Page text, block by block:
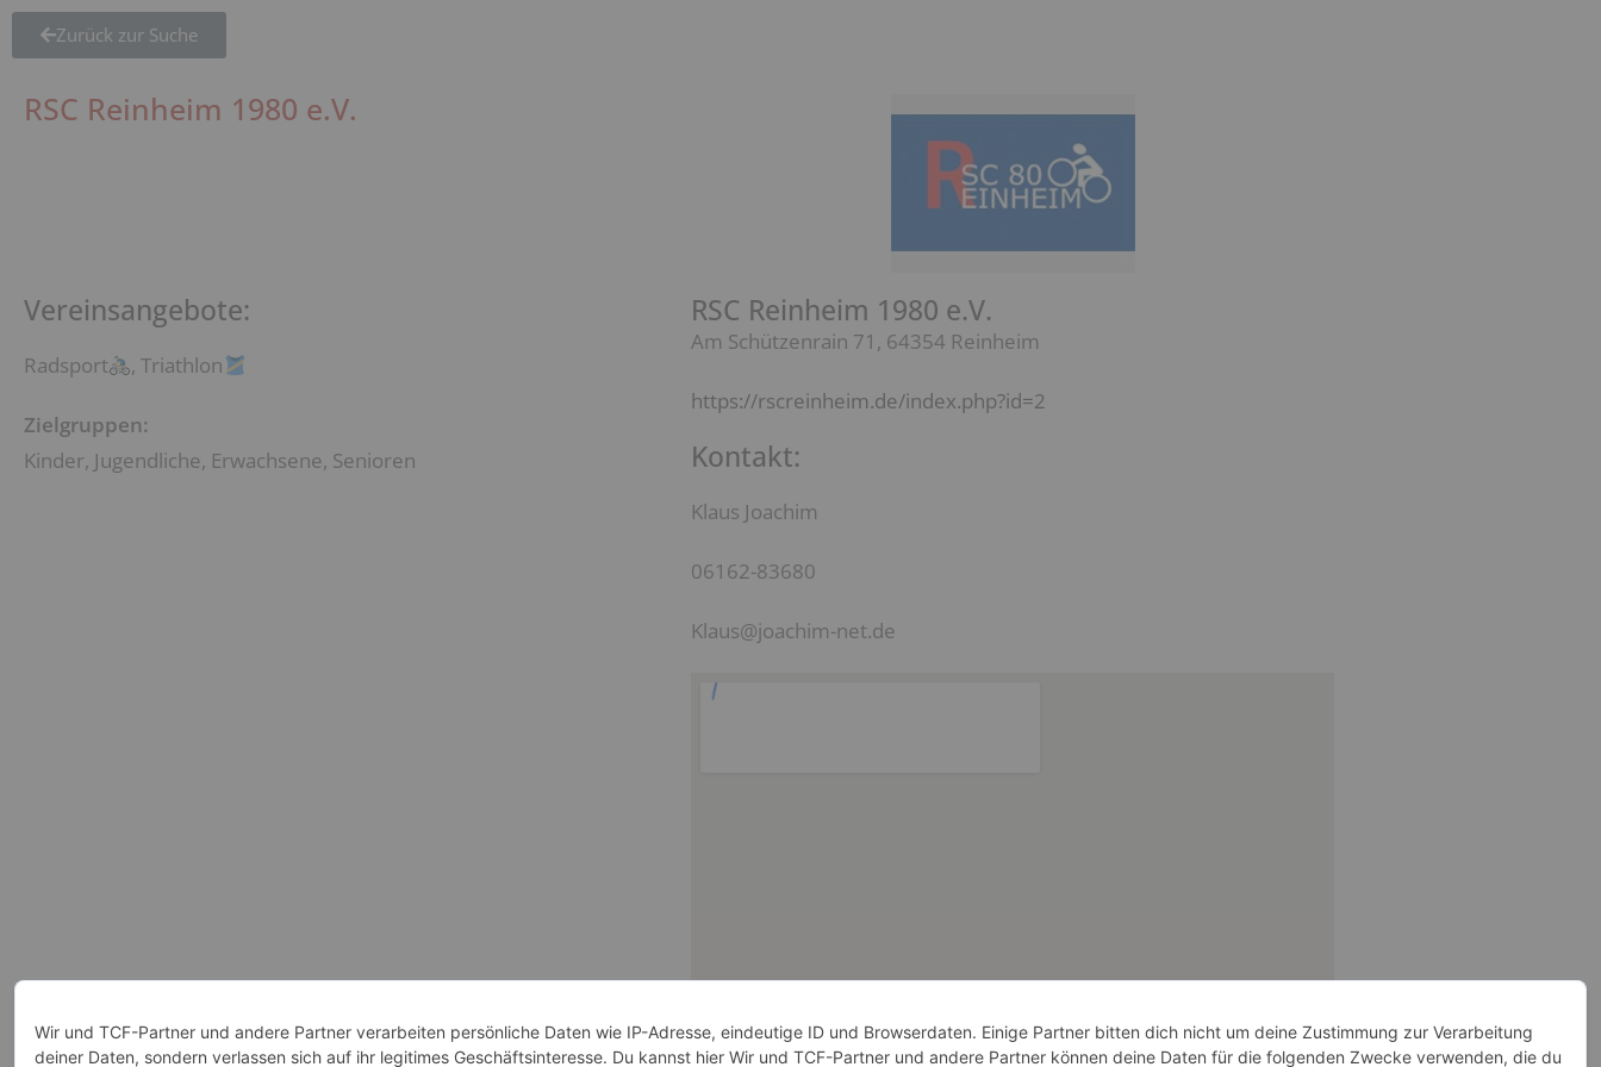
Zurück zur Suche
RSC Reinheim 1980 e.V.
Vereinsangebote:
Radsport , Triathlon
Zielgruppen:
Kinder, Jugendliche, Erwachsene, Senioren
RSC Reinheim 1980 e.V.
Am Schützenrain 71, 64354 Reinheim
https://rscreinheim.de/index.php?id=2
Kontakt:
Klaus Joachim
06162-83680
Klaus@joachim-net.de